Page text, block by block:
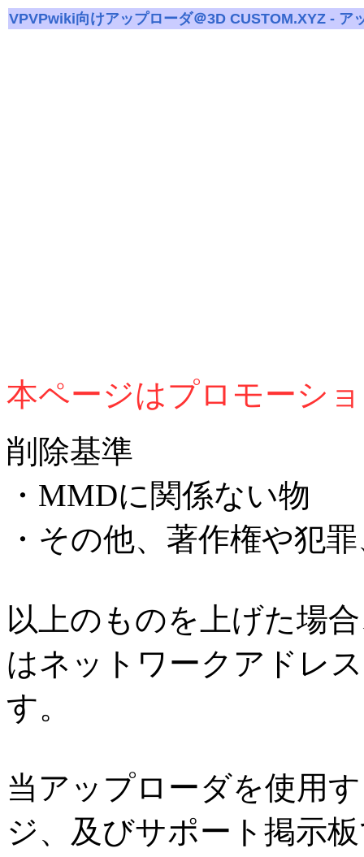
VPVPwiki向けアップローダ＠3D CUSTOM.XYZ - ア
本ページはプロモーシ
削除基準
・MMDに関係ない物
・その他、著作権や犯
以上のものを上げた場
はネットワークアドレ
す。
当アップローダを使用
ジ、及びサポート掲示